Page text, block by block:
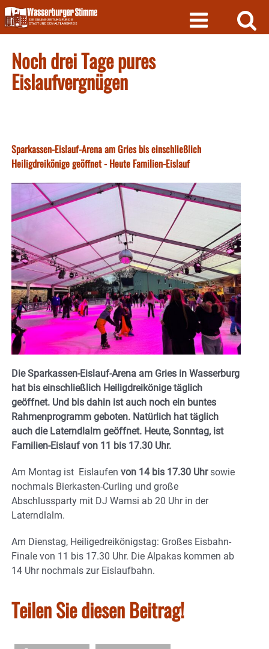
Skip
to
content
Noch drei Tage pures
Eislaufvergnügen
Sparkassen-Eislauf-Arena am Gries bis einschließlich
Heiligdreikönige geöffnet - Heute Familien-Eislauf
Die Sparkassen-Eislauf-Arena am Gries in Wasserburg
hat bis einschließlich Heiligdreikönige täglich
geöffnet. Und bis dahin ist auch noch ein buntes
Rahmenprogramm geboten. Natürlich hat täglich
auch die Laterndlalm geöffnet. Heute, Sonntag, ist
Familien-Eislauf von 11 bis 17.30 Uhr.
Am Montag ist Eislaufen von 14 bis 17.30 Uhrsowie
nochmals Bierkasten-Curling und große
Abschlussparty mit DJ Wamsi ab 20 Uhr in der
Laterndlalm.
Am Dienstag, Heiligedreikönigstag: Großes Eisbahn-
Finale von 11 bis 17.30 Uhr. Die Alpakas kommen ab
14 Uhr nochmals zur Eislaufbahn.
Teilen Sie diesen Beitrag!